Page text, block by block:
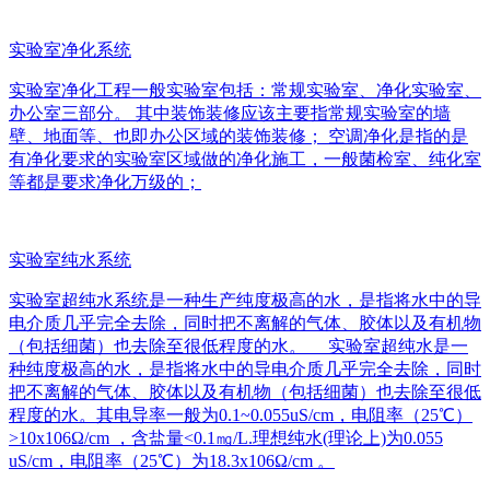
实验室净化系统
实验室净化工程一般实验室包括：常规实验室、净化实验室、
办公室三部分。 其中装饰装修应该主要指常规实验室的墙
壁、地面等、也即办公区域的装饰装修； 空调净化是指的是
有净化要求的实验室区域做的净化施工，一般菌检室、纯化室
等都是要求净化万级的；
实验室纯水系统
实验室超纯水系统是一种生产纯度极高的水，是指将水中的导
电介质几乎完全去除，同时把不离解的气体、胶体以及有机物
（包括细菌）也去除至很低程度的水。 实验室超纯水是一
种纯度极高的水，是指将水中的导电介质几乎完全去除，同时
把不离解的气体、胶体以及有机物（包括细菌）也去除至很低
程度的水。其电导率一般为0.1~0.055uS/cm，电阻率（25℃）
>10x106Ω/cm ，含盐量<0.1㎎/L.理想纯水(理论上)为0.055
uS/cm，电阻率（25℃）为18.3x106Ω/cm 。